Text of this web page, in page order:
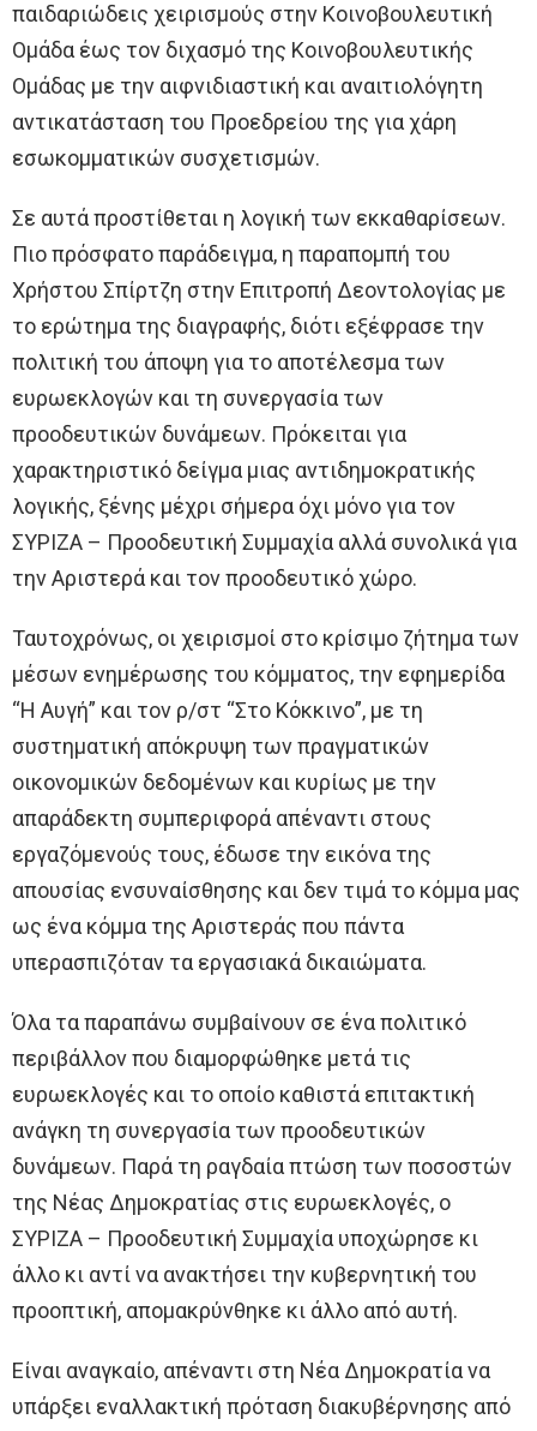
παιδαριώδεις χειρισμούς στην Κοινοβουλευτική
Ομάδα έως τον διχασμό της Κοινοβουλευτικής
Ομάδας με την αιφνιδιαστική και αναιτιολόγητη
αντικατάσταση του Προεδρείου της για χάρη
εσωκομματικών συσχετισμών.
Σε αυτά προστίθεται η λογική των εκκαθαρίσεων.
Πιο πρόσφατο παράδειγμα, η παραπομπή του
Χρήστου Σπίρτζη στην Επιτροπή Δεοντολογίας με
το ερώτημα της διαγραφής, διότι εξέφρασε την
πολιτική του άποψη για το αποτέλεσμα των
ευρωεκλογών και τη συνεργασία των
προοδευτικών δυνάμεων. Πρόκειται για
χαρακτηριστικό δείγμα μιας αντιδημοκρατικής
λογικής, ξένης μέχρι σήμερα όχι μόνο για τον
ΣΥΡΙΖΑ – Προοδευτική Συμμαχία αλλά συνολικά για
την Αριστερά και τον προοδευτικό χώρο.
Ταυτοχρόνως, οι χειρισμοί στο κρίσιμο ζήτημα των
μέσων ενημέρωσης του κόμματος, την εφημερίδα
“Η Αυγή” και τον ρ/στ “Στο Κόκκινο”, με τη
συστηματική απόκρυψη των πραγματικών
οικονομικών δεδομένων και κυρίως με την
απαράδεκτη συμπεριφορά απέναντι στους
εργαζόμενούς τους, έδωσε την εικόνα της
απουσίας ενσυναίσθησης και δεν τιμά το κόμμα μας
ως ένα κόμμα της Αριστεράς που πάντα
υπερασπιζόταν τα εργασιακά δικαιώματα.
Όλα τα παραπάνω συμβαίνουν σε ένα πολιτικό
περιβάλλον που διαμορφώθηκε μετά τις
ευρωεκλογές και το οποίο καθιστά επιτακτική
ανάγκη τη συνεργασία των προοδευτικών
δυνάμεων. Παρά τη ραγδαία πτώση των ποσοστών
της Νέας Δημοκρατίας στις ευρωεκλογές, ο
ΣΥΡΙΖΑ – Προοδευτική Συμμαχία υποχώρησε κι
άλλο κι αντί να ανακτήσει την κυβερνητική του
προοπτική, απομακρύνθηκε κι άλλο από αυτή.
Είναι αναγκαίο, απέναντι στη Νέα Δημοκρατία να
υπάρξει εναλλακτική πρόταση διακυβέρνησης από